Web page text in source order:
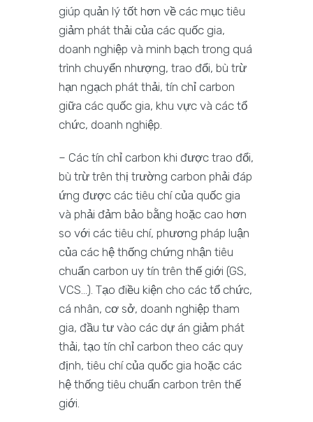
giúp quản lý tốt hơn về các mục tiêu
giảm phát thải của các quốc gia,
doanh nghiệp và minh bạch trong quá
trình chuyển nhượng, trao đổi, bù trừ
hạn ngạch phát thải, tín chỉ carbon
giữa các quốc gia, khu vực và các tổ
chức, doanh nghiệp.
– Các tín chỉ carbon khi được trao đổi,
bù trừ trên thị trường carbon phải đáp
ứng được các tiêu chí của quốc gia
và phải đảm bảo bằng hoặc cao hơn
so với các tiêu chí, phương pháp luận
của các hệ thống chứng nhận tiêu
chuẩn carbon uy tín trên thế giới (GS,
VCS…). Tạo điều kiện cho các tổ chức,
cá nhân, cơ sở, doanh nghiệp tham
gia, đầu tư vào các dự án giảm phát
thải, tạo tín chỉ carbon theo các quy
định, tiêu chí của quốc gia hoặc các
hệ thống tiêu chuẩn carbon trên thế
giới.